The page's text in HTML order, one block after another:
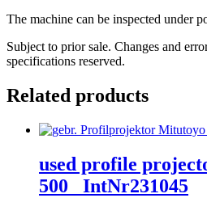
The machine can be inspected under
Subject to prior sale. Changes and
specifications reserved.
Related products
used profile
500 _IntNr231045